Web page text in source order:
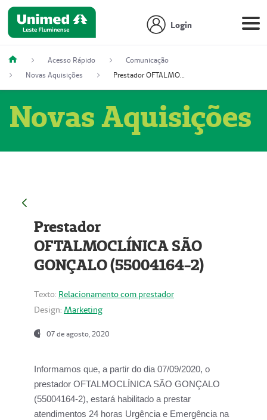
Login
Acesso Rápido
Comunicação
Novas Aquisições
Prestador OFTALMOCLÍNICA SÃO GONÇALO (55004164-2)
Novas Aquisições
Prestador
OFTALMOCLÍNICA SÃO
GONÇALO (55004164-2)
Texto: Relacionamento com prestador
Design: Marketing
07 de agosto, 2020
Informamos que, a partir do dia07/09/2020, o
prestador OFTALMOCLÍNICA SÃO GONÇALO
(55004164-2), estará habilitado a prestar
atendimentos 24 horas Urgência e Emergência na